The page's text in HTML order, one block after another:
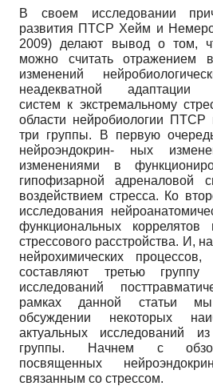
В своем исследовании
развития ПТСР Хейм и
2009) делают вывод о том,
можно считать отражением
изменений
неадекватной адаптации
систем к экстремальному
области нейробиологии ПТСР
три группы. В первую
нейроэндокрин- ных
изменениями в
гипофизарной адреналовой
воздействием стресса. Ко
исследования
функциональных коррелятов
стрессового расстройства. И,
нейрохимических
составляют третью группу
исследований
рамках данной статьи
обсуждении некоторых
актуальных исследований
группы. Начнем с
посвященных
связанным со стрессом.